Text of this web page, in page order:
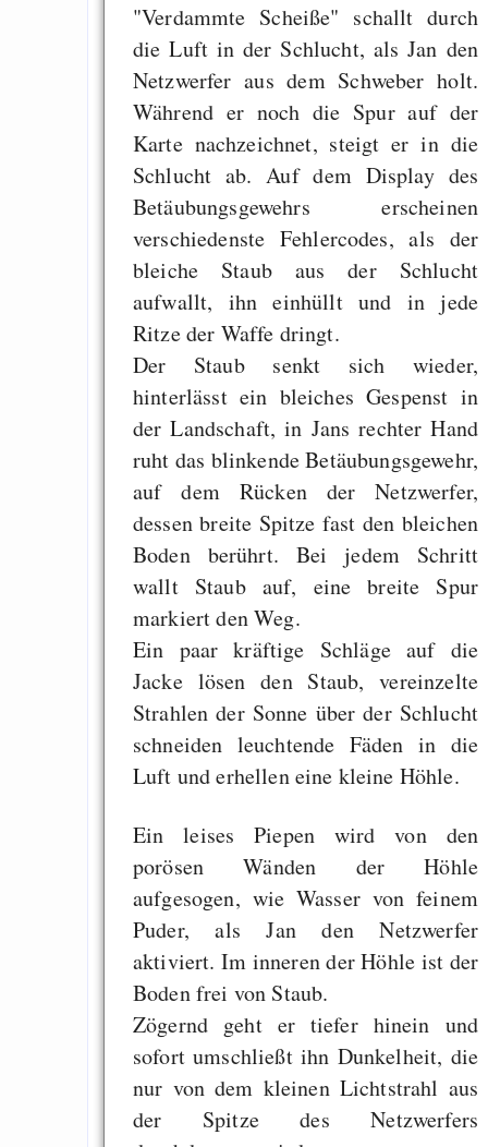
"Verdammte Scheiße" schallt durch
die Luft in der Schlucht, als Jan den
Netzwerfer aus dem Schweber holt.
Während er noch die Spur auf der
Karte nachzeichnet, steigt er in die
Schlucht ab. Auf dem Display des
Betäubungsgewehrs erscheinen
verschiedenste Fehlercodes, als der
bleiche Staub aus der Schlucht
aufwallt, ihn einhüllt und in jede
Ritze der Waffe dringt.
Der Staub senkt sich wieder,
hinterlässt ein bleiches Gespenst in
der Landschaft, in Jans rechter Hand
ruht das blinkende Betäubungsgewehr,
auf dem Rücken der Netzwerfer,
dessen breite Spitze fast den bleichen
Boden berührt. Bei jedem Schritt
wallt Staub auf, eine breite Spur
markiert den Weg.
Ein paar kräftige Schläge auf die
Jacke lösen den Staub, vereinzelte
Strahlen der Sonne über der Schlucht
schneiden leuchtende Fäden in die
Luft und erhellen eine kleine Höhle.
Ein leises Piepen wird von den
porösen Wänden der Höhle
aufgesogen, wie Wasser von feinem
Puder, als Jan den Netzwerfer
aktiviert. Im inneren der Höhle ist der
Boden frei von Staub.
Zögernd geht er tiefer hinein und
sofort umschließt ihn Dunkelheit, die
nur von dem kleinen Lichtstrahl aus
der Spitze des Netzwerfers